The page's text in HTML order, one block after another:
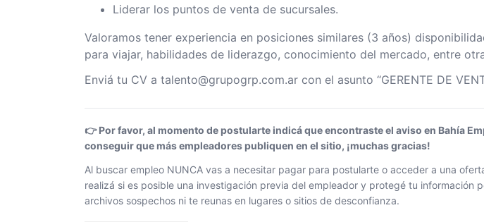
Liderar los puntos de venta de sucursales.
Valoramos tener experiencia en posiciones similares (3 años)
para viajar, habilidades de liderazgo, conocimiento del mercado, entre
Enviá tu CV a talento@grupogrp.com.ar con el asunto “GERENTE DE
👉 Por favor, al momento de postularte indicá que encontraste el aviso en Bahía
conseguir que más empleadores publiquen en el sitio, ¡muchas gracias!
Al buscar empleo NUNCA vas a necesitar pagar para postularte o acceder a una
realizá si es posible una investigación previa del empleador y protegé tu información
archivos sospechos ni te reunas en lugares o sitios de desconfianza.